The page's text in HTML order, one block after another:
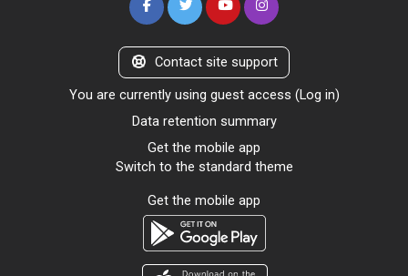
Contact site support
You are currently using guest access (Log in)
Data retention summary
Get the mobile app
Switch to the standard theme
Get the mobile app